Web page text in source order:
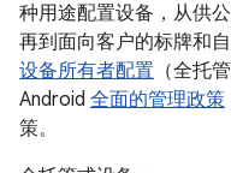
种用途配置设备，从供
再到面向客户的标牌和
设备所有者配置 （全托
Android 全面的管理政策
策。